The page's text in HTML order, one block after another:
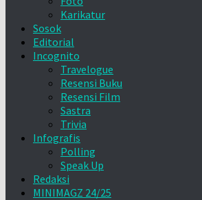
Karikatur
Sosok
Editorial
Incognito
Travelogue
Resensi Buku
Resensi Film
Sastra
Trivia
Infografis
Polling
Speak Up
Redaksi
MINIMAGZ 24/25